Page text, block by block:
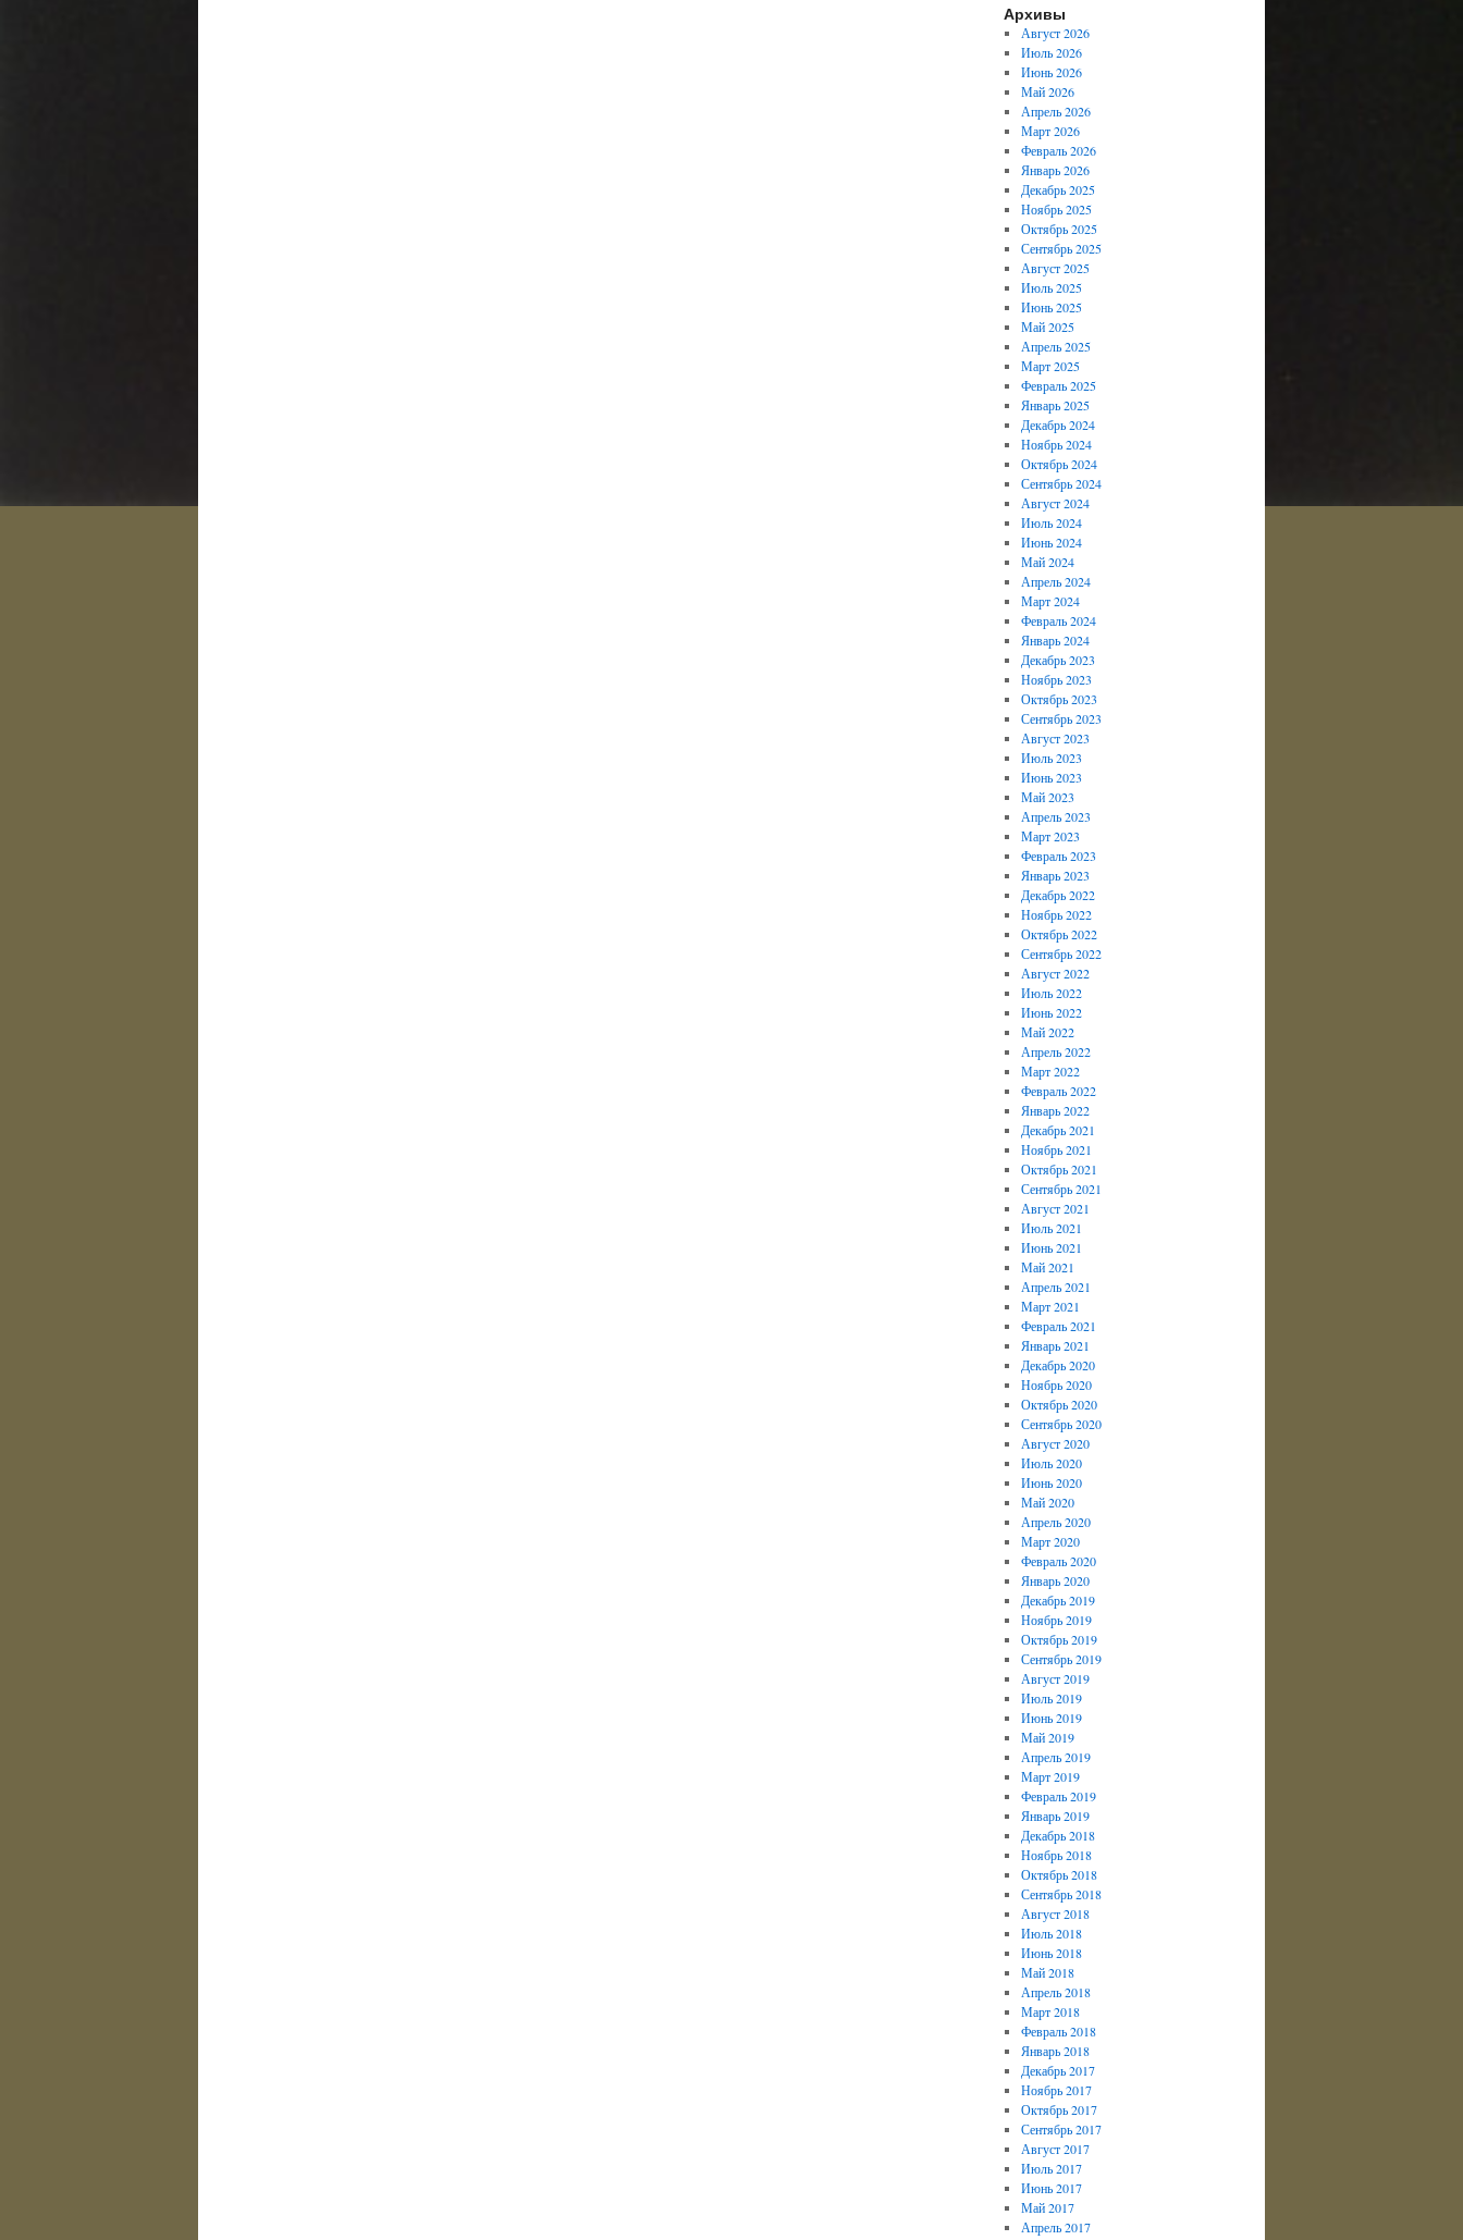
Архивы
Август 2026
Июль 2026
Июнь 2026
Май 2026
Апрель 2026
Март 2026
Февраль 2026
Январь 2026
Декабрь 2025
Ноябрь 2025
Октябрь 2025
Сентябрь 2025
Август 2025
Июль 2025
Июнь 2025
Май 2025
Апрель 2025
Март 2025
Февраль 2025
Январь 2025
Декабрь 2024
Ноябрь 2024
Октябрь 2024
Сентябрь 2024
Август 2024
Июль 2024
Июнь 2024
Май 2024
Апрель 2024
Март 2024
Февраль 2024
Январь 2024
Декабрь 2023
Ноябрь 2023
Октябрь 2023
Сентябрь 2023
Август 2023
Июль 2023
Июнь 2023
Май 2023
Апрель 2023
Март 2023
Февраль 2023
Январь 2023
Декабрь 2022
Ноябрь 2022
Октябрь 2022
Сентябрь 2022
Август 2022
Июль 2022
Июнь 2022
Май 2022
Апрель 2022
Март 2022
Февраль 2022
Январь 2022
Декабрь 2021
Ноябрь 2021
Октябрь 2021
Сентябрь 2021
Август 2021
Июль 2021
Июнь 2021
Май 2021
Апрель 2021
Март 2021
Февраль 2021
Январь 2021
Декабрь 2020
Ноябрь 2020
Октябрь 2020
Сентябрь 2020
Август 2020
Июль 2020
Июнь 2020
Май 2020
Апрель 2020
Март 2020
Февраль 2020
Январь 2020
Декабрь 2019
Ноябрь 2019
Октябрь 2019
Сентябрь 2019
Август 2019
Июль 2019
Июнь 2019
Май 2019
Апрель 2019
Март 2019
Февраль 2019
Январь 2019
Декабрь 2018
Ноябрь 2018
Октябрь 2018
Сентябрь 2018
Август 2018
Июль 2018
Июнь 2018
Май 2018
Апрель 2018
Март 2018
Февраль 2018
Январь 2018
Декабрь 2017
Ноябрь 2017
Октябрь 2017
Сентябрь 2017
Август 2017
Июль 2017
Июнь 2017
Май 2017
Апрель 2017